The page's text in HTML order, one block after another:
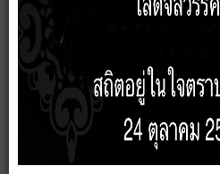
หรือนำเสนอข้อความ เ
สมาชิกทราบข่าวคราวค
ของฟอรัม
ฟอรัม
เวลาที่ใช้ในการสร้างหน้
ขับเคลื่อนโดย ระบบ